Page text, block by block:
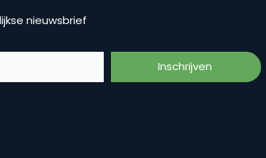
nieuwsbrief